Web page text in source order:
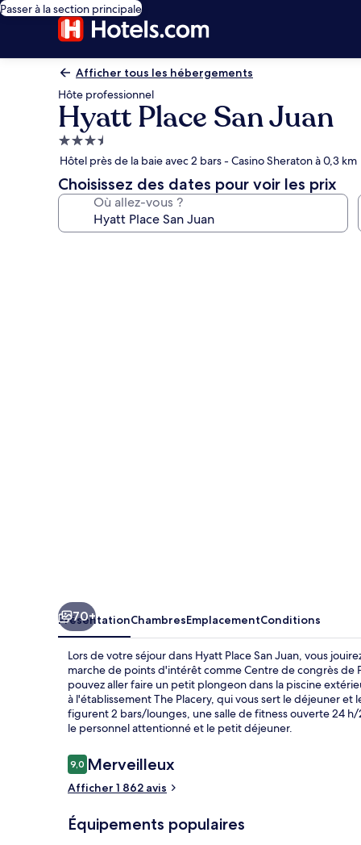
Passer à la section principale
Afficher tous les hébergements
Hôte professionnel
Hyatt Place San Juan
Hébergement
3.5 étoiles
Hôtel près de la baie avec 2 bars - Casino Sheraton à 0,3 km
Choisissez des dates pour voir les prix
Où allez-vous ?
70+
PrésentationChambresEmplacementConditions
Lors de votre séjour dans Hyatt Place San Juan, vous
marche de points d'intérêt comme Centre de congrès de
pouvez aller faire un petit plongeon dans la piscine
à l'établissement The Placery, qui vous sert le déjeuner
figurent 2 bars/lounges, une salle de fitness ouverte 24
le personnel attentionné et le petit déjeuner.
Avis
voyageurs
9,09,0 sur 10
Merveilleux
Afficher 1 862 avis
Équipements populaires